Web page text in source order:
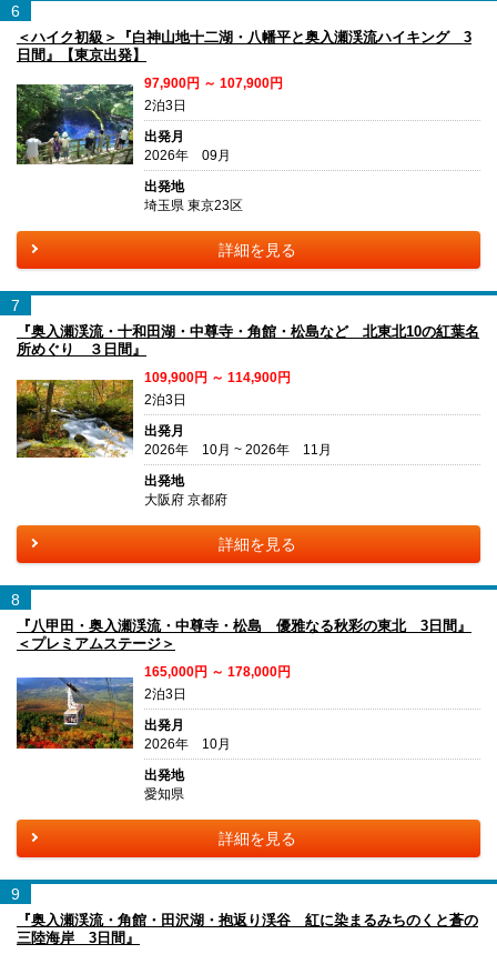
6
＜ハイク初級＞『白神山地十二湖・八幡平と奥入瀬渓流ハイキング 3
日間』【東京出発】
97,900円 ～ 107,900円
2泊3日
出発月
2026年 09月
出発地
埼玉県 東京23区
詳細を見る
7
『奥入瀬渓流・十和田湖・中尊寺・角館・松島など 北東北10の紅葉名
所めぐり ３日間』
109,900円 ～ 114,900円
2泊3日
出発月
2026年 10月 ~ 2026年 11月
出発地
大阪府 京都府
詳細を見る
8
『八甲田・奥入瀬渓流・中尊寺・松島 優雅なる秋彩の東北 3日間』
＜プレミアムステージ＞
165,000円 ～ 178,000円
2泊3日
出発月
2026年 10月
出発地
愛知県
詳細を見る
9
『奥入瀬渓流・角館・田沢湖・抱返り渓谷 紅に染まるみちのくと蒼の
三陸海岸 3日間』